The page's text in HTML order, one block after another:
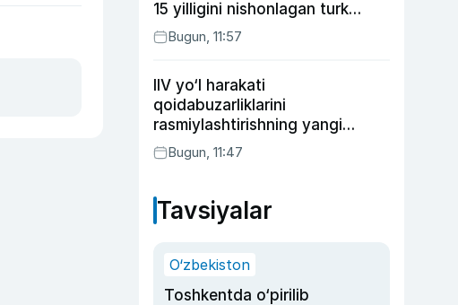
15 yilligini nishonlagan turk
aktyorlari va Kamelot qasriga
sayohat qilgan Zebo Rahimova
Bugun, 11:57
IIV yo‘l harakati
qoidabuzarliklarini
rasmiylashtirishning yangi
tartibini taklif qildi
Bugun, 11:47
Tavsiyalar
O‘zbekiston
Toshkentda o‘pirilib